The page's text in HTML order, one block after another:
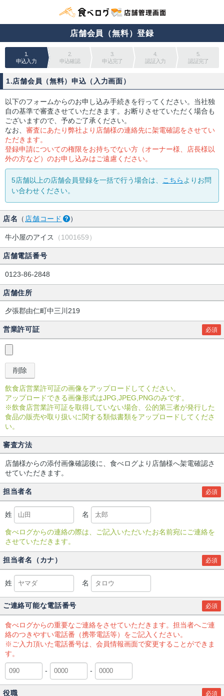
店舗会員（無料）登録
1.
申込入力
2.
申込確認
3.
申込完了
4.
認証入力
5.
認証完了
1.店舗会員（無料）申込（入力画面）
以下のフォームからのお申し込み手続きを行ってください。当社独
自の基準で審査させていただきます。お断りさせていただく場合も
ございますので、予めご了承ください。
なお、 審査にあたり弊社より店舗様の連絡先に架電確認をさせてい
ただきます。
登録申請についての権限をお持ちでない方（オーナー様、店長様以
外の方など）のお申し込みはご遠慮ください。
5店舗以上の店舗会員登録を一括で行う場合は、 こちら よりお問
い合わせください。
店名 （ 店舗コード ）
牛小屋のアイス （1001659）
店舗電話番号
0123-86-2848
店舗住所
夕張郡由仁町中三川219
営業許可証 必須
飲食店営業許可証の画像をアップロードしてください。
アップロードできる画像形式はJPG,JPEG,PNGのみです。
※飲食店営業許可証を取得していない場合、公的第三者が発行した
食品の販売や取り扱いに関する類似書類をアップロードしてくださ
い。
審査方法
店舗様からの添付画像確認後に、食べログより店舗様へ架電確認さ
せていただきます。
担当者名 必須
姓 名
食べログからの連絡の際は、ご記入いただいたお名前宛にご連絡を
させていただきます。
担当者名（カナ） 必須
姓 名
ご連絡可能な電話番号 必須
食べログからの重要なご連絡をさせていただきます。担当者へご連
絡のつきやすい電話番（携帯電話等）をご記入ください。
※ご入力頂いた電話番号は、会員情報画面で変更することができま
す。
- -
役職 必須